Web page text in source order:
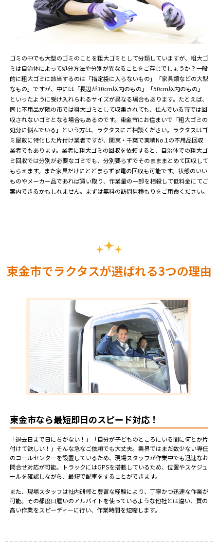
ゴミの中でも大型のゴミのことを粗大ゴミとして分類していますが、粗大ゴ
ミは自治体によって処分方法や分別が異なることをご存じでしょうか？一般
的に粗大ゴミに該当するのは「指定袋に入らないもの」「家具類などの大型
なもの」ですが、中には「長辺が30cm以内のもの」「50cm以内のもの」
といったように受け入れられるサイズが異なる場合もあります。たとえば、
同じ不用品が隣の市では粗大ゴミとして収集されても、住んでいる市では回
収されないゴミとなる場合もあるのです。東金市にお住まいで「粗大ゴミの
処分に悩んでいる」という方は、ラクタスにご相談ください。ラクタスはゴ
ミ屋敷に特化した片付け業者ですが、関東・千葉で実績No.1の不用品回収
業者でもあります。業者に粗大ゴミの回収を依頼すると、自治体での粗大ゴ
ミ回収では分別が必要なゴミでも、分別要らずでそのまままとめて回収して
もらえます。また家具だけにとどまらず家電の回収も可能です。状態のいい
ものやメーカー品であれば買い取り、作業量の一部を相殺して低料金にてご
案内できるかもしれません。まずは無料の訪問見積もりをご用命ください。
東金市でラクタスが選ばれる3つの理由
東金市なら最短即日のスピード対応！
「退去日まで日にちがない！」「自分が子どものところにいる間に何とか片
付けて欲しい！」そんな急なご依頼でも大丈夫。業界ではまだ数少ない専任
のコールセンターを設置しているため、現場スタッフが作業中でも迅速なお
問合せ対応が可能。トラックにはGPSを搭載しているため、位置やスケジュ
ールを確認しながら、最短で配車をすることができます。
また、現場スタッフは社内研修と豊富な経験により、丁寧かつ迅速な作業が
可能。その都度日雇いのアルバイトを使っているような他社とは違い、質の
高い作業をスピーディーに行い、作業時間を短縮します。